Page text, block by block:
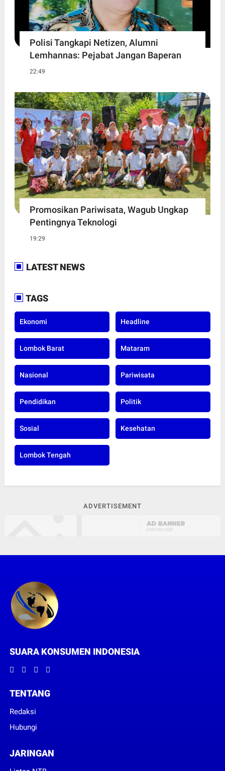
Polisi Tangkapi Netizen, Alumni
Lemhannas: Pejabat Jangan Baperan
22:49
Promosikan Pariwisata, Wagub Ungkap
Pentingnya Teknologi
19:29
LATEST NEWS
TAGS
Ekonomi Headline
Lombok Barat Mataram
Nasional Pariwisata
Pendidikan Politik
Sosial Kesehatan
Lombok Tengah
ADVERTISEMENT
SUARA KONSUMEN INDONESIA
TENTANG
Redaksi
Hubungi
JARINGAN